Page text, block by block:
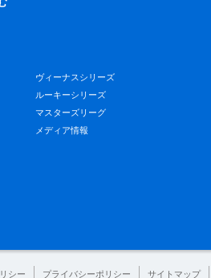
ヴィーナスシリーズ
ルーキーシリーズ
マスターズリーグ
メディア情報
シー プライバシーポリシー サイトマップ